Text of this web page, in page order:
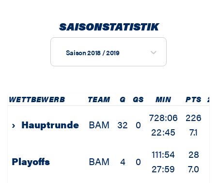
SAISONSTATISTIK
Saison 2018 / 2019
WETTBEWERB TEAM G GS MIN PTS
› Hauptrunde BAM 32 0
728:06
22:45
226
7.1
Playoffs BAM 4 0
111:54
27:59
28
7.0